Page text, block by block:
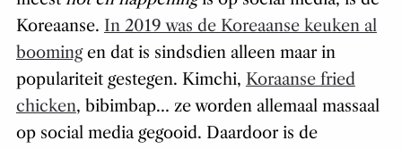
Koreaanse. In 2019 was de Koreaanse keuken al
boomingen dat is sindsdien alleen maar in
populariteit gestegen. Kimchi, Koraanse fried
chicken, bibimbap… ze worden allemaal massaal
op social media gegooid. Daardoor is de